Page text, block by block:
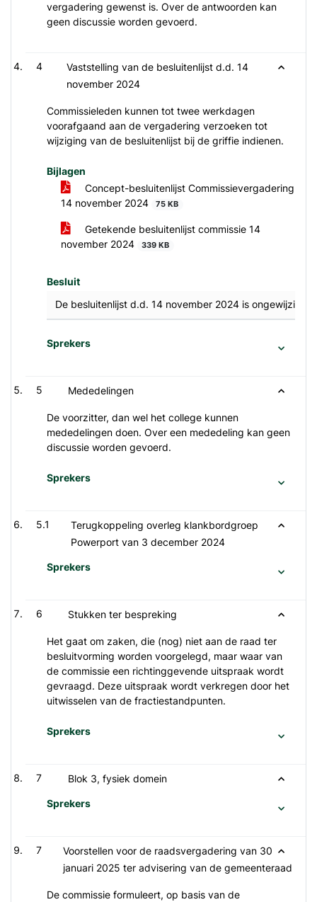
vergadering gewenst is. Over de antwoorden kan
geen discussie worden gevoerd.
4
Vaststelling van de besluitenlijst d.d. 14
november 2024
Commissieleden kunnen tot twee werkdagen
voorafgaand aan de vergadering verzoeken tot
wijziging van de besluitenlijst bij de griffie indienen.
Bijlagen
Concept-besluitenlijst Commissievergadering
14 november 2024
75 KB
Getekende besluitenlijst commissie 14
november 2024
339 KB
Besluit
De besluitenlijst d.d. 14 november 2024 is ongewijzigd
Sprekers
5 Mededelingen
De voorzitter, dan wel het college kunnen
mededelingen doen. Over een mededeling kan geen
discussie worden gevoerd.
Sprekers
5.1
Terugkoppeling overleg klankbordgroep
Powerport van 3 december 2024
Sprekers
6 Stukken ter bespreking
Het gaat om zaken, die (nog) niet aan de raad ter
besluitvorming worden voorgelegd, maar waar van
de commissie een richtinggevende uitspraak wordt
gevraagd. Deze uitspraak wordt verkregen door het
uitwisselen van de fractiestandpunten.
Sprekers
7 Blok 3, fysiek domein
Sprekers
7
Voorstellen voor de raadsvergadering van 30
januari 2025 ter advisering van de gemeenteraad
De commissie formuleert, op basis van de